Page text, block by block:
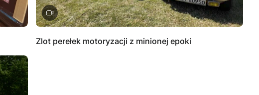
Zlot perełek motoryzacji z minionej epoki